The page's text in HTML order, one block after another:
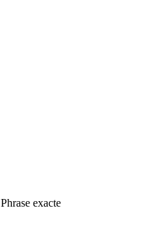
Phrase exacte